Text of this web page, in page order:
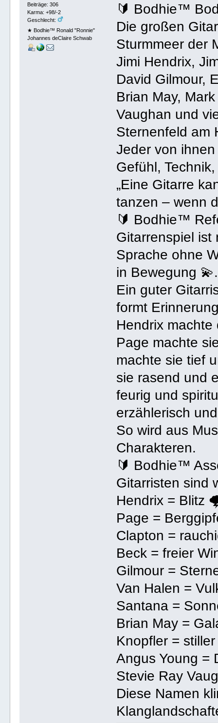
Beiträge: 306
Karma: +98/-2
Geschlecht:
★ Bodhie™ Ronald "Ronnie"
Johannes deClaire Schwab
🔰 Bodhie™
Die großen
Sturmmeer der
Jimi Hendrix,
David Gilmour,
Brian May,
Vaughan und
Sternenfeld am
Jeder von
Gefühl,
„Eine Gitarre
tanzen – wenn
🔰 Bodhie™
Gitarrenspiel ist
Sprache ohne
in Bewegung 💫.
Ein guter
formt
Hendrix
Page machte
machte sie tief
sie rasend und
feurig und
erzählerisch
So wird aus
Charakteren.
🔰 Bodhie™
Gitarristen sind
Hendrix = Blitz
Page =
Clapton =
Beck = freier
Gilmour =
Van Halen =
Santana =
Brian May =
Knopfler =
Angus Young =
Stevie Ray
Diese Namen